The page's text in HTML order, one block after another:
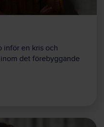
inför en kris och
det förebyggande